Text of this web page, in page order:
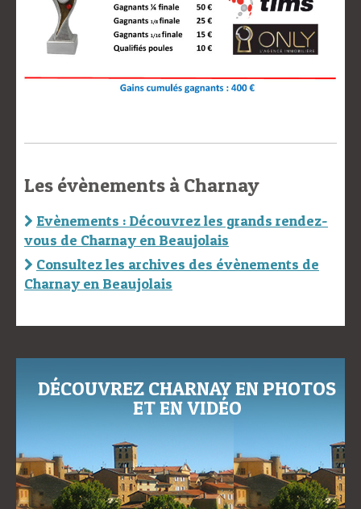
Les évènements à Charnay
Evènements : Découvrez les grands rendez-
vous de Charnay en Beaujolais
Consultez les archives des évènements de
Charnay en Beaujolais
DÉCOUVREZ CHARNAY EN PHOTOS
ET EN VIDÉO